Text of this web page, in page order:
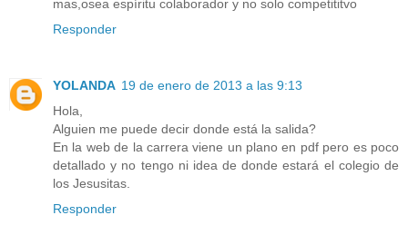
mas,osea espíritu colaborador y no solo competititvo
Responder
YOLANDA 19 de enero de 2013 a las 9:13
Hola,
Alguien me puede decir donde está la salida?
En la web de la carrera viene un plano en pdf pero es poco
detallado y no tengo ni idea de donde estará el colegio de
los Jesusitas.
Responder